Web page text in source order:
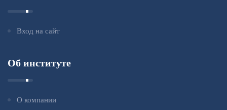
Вход на сайт
Об институте
О компании